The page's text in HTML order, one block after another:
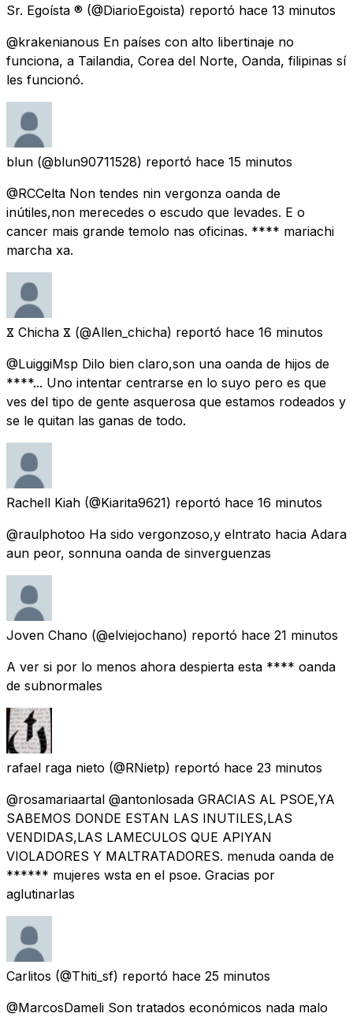
Sr. Egoísta ® (@DiarioEgoista) reportó hace 13 minutos
@krakenianous En países con alto libertinaje no
funciona, a Tailandia, Corea del Norte, Oanda, filipinas sí
les funcionó.
blun (@blun90711528) reportó hace 15 minutos
@RCCelta Non tendes nin vergonza oanda de
inútiles,non merecedes o escudo que levades. E o
cancer mais grande temolo nas oficinas. **** mariachi
marcha xa.
𐋀 Chicha 𐋀 (@Allen_chicha) reportó hace 16 minutos
@LuiggiMsp Dilo bien claro,son una oanda de hijos de
****... Uno intentar centrarse en lo suyo pero es que
ves del tipo de gente asquerosa que estamos rodeados y
se le quitan las ganas de todo.
Rachell Kiah (@Kiarita9621) reportó hace 16 minutos
@raulphotoo Ha sido vergonzoso,y elntrato hacia Adara
aun peor, sonnuna oanda de sinverguenzas
Joven Chano (@elviejochano) reportó hace 21 minutos
A ver si por lo menos ahora despierta esta **** oanda
de subnormales
rafael raga nieto (@RNietp) reportó hace 23 minutos
@rosamariaartal @antonlosada GRACIAS AL PSOE,YA
SABEMOS DONDE ESTAN LAS INUTILES,LAS
VENDIDAS,LAS LAMECULOS QUE APIYAN
VIOLADORES Y MALTRATADORES. menuda oanda de
****** mujeres wsta en el psoe. Gracias por
aglutinarlas
Carlitos (@Thiti_sf) reportó hace 25 minutos
@MarcosDameli Son tratados económicos nada malo